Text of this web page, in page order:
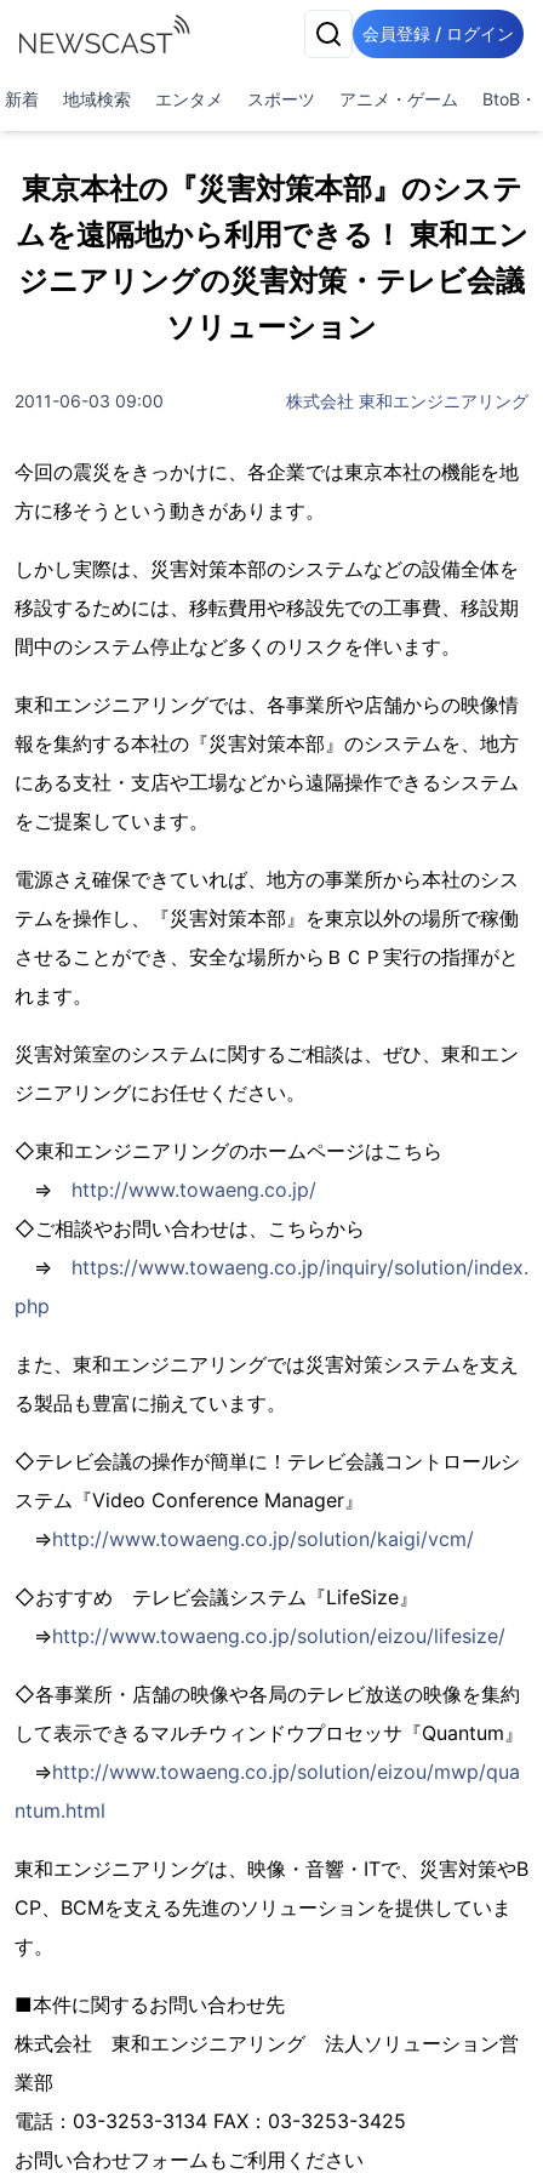
会員登録 / ログイン
新着 地域検索 エンタメ スポーツ アニメ・ゲーム BtoB・
東京本社の『災害対策本部』のシステ
ムを遠隔地から利用できる！ 東和エン
ジニアリングの災害対策・テレビ会議
ソリューション
2011-06-03 09:00 株式会社 東和エンジニアリング
今回の震災をきっかけに、各企業では東京本社の機能を地
方に移そうという動きがあります。
しかし実際は、災害対策本部のシステムなどの設備全体を
移設するためには、移転費用や移設先での工事費、移設期
間中のシステム停止など多くのリスクを伴います。
東和エンジニアリングでは、各事業所や店舗からの映像情
報を集約する本社の『災害対策本部』のシステムを、地方
にある支社・支店や工場などから遠隔操作できるシステム
をご提案しています。
電源さえ確保できていれば、地方の事業所から本社のシス
テムを操作し、『災害対策本部』を東京以外の場所で稼働
させることができ、安全な場所からＢＣＰ実行の指揮がと
れます。
災害対策室のシステムに関するご相談は、ぜひ、東和エン
ジニアリングにお任せください。
◇東和エンジニアリングのホームページはこちら
⇒ http://www.towaeng.co.jp/
◇ご相談やお問い合わせは、こちらから
⇒ https://www.towaeng.co.jp/inquiry/solution/index.
php
また、東和エンジニアリングでは災害対策システムを支え
る製品も豊富に揃えています。
◇テレビ会議の操作が簡単に！テレビ会議コントロールシ
ステム『Video Conference Manager』
⇒http://www.towaeng.co.jp/solution/kaigi/vcm/
◇おすすめ テレビ会議システム『LifeSize』
⇒http://www.towaeng.co.jp/solution/eizou/lifesize/
◇各事業所・店舗の映像や各局のテレビ放送の映像を集約
して表示できるマルチウィンドウプロセッサ『Quantum』
⇒http://www.towaeng.co.jp/solution/eizou/mwp/qua
ntum.html
東和エンジニアリングは、映像・音響・ITで、災害対策やB
CP、BCMを支える先進のソリューションを提供していま
す。
■本件に関するお問い合わせ先
株式会社 東和エンジニアリング 法人ソリューション営
業部
電話：03-3253-3134 FAX：03-3253-3425
お問い合わせフォームもご利用ください